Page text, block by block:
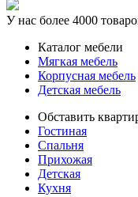
У нас более 4000
Каталог мебели
Мягкая мебель
Корпусная мебель
Детская мебель
Обставить
Гостиная
Спальня
Прихожая
Детская
Кухня